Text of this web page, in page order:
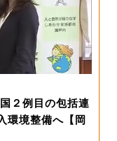
２例目の包括連
環境整備へ【岡